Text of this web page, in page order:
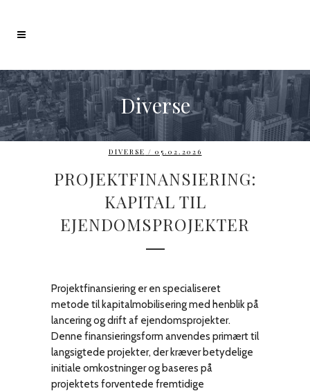
Diverse
DIVERSE / 05.02.2026
PROJEKTFINANSIERING:
KAPITAL TIL
EJENDOMSPROJEKTER
Projektfinansiering er en specialiseret
metode til kapitalmobilisering med henblik på
lancering og drift af ejendomsprojekter.
Denne finansieringsform anvendes primært til
langsigtede projekter, der kræver betydelige
initiale omkostninger og baseres på
projektets forventede fremtidige